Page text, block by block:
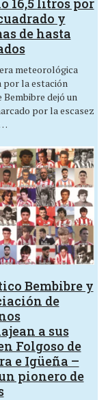
y
de hasta
meteorológica
por la estación
Bembibre dejó un
por la escasez
Bembibre y
de
a sus
Folgoso de
e Igüeña –
pionero de